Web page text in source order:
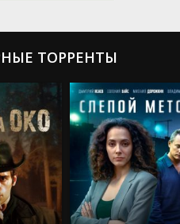
ТОРРЕНТЫ